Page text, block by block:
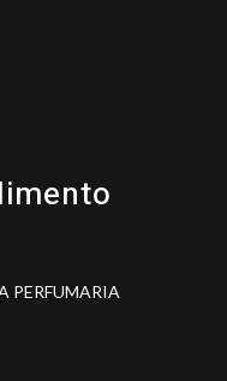
PERFUMARIA